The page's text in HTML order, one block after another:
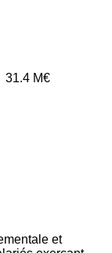
31.4 M€
et